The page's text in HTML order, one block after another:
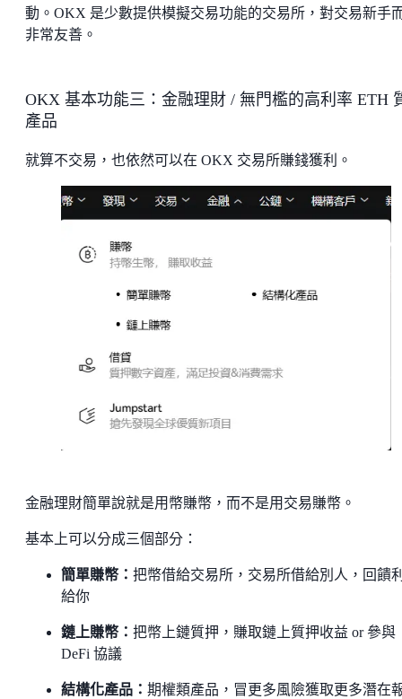
動。OKX 是少數提供模擬交易功能的交易所，對交易新手
非常友善。
OKX 基本功能三：金融理財 / 無門檻的高利率 ETH
產品
就算不交易，也依然可以在 OKX 交易所賺錢獲利。
金融理財簡單說就是用幣賺幣，而不是用交易賺幣。
基本上可以分成三個部分：
簡單賺幣： 把幣借給交易所，交易所借給別人，回饋
給你
鏈上賺幣： 把幣上鏈質押，賺取鏈上質押收益 or 參與
DeFi 協議
結構化產品： 期權類產品，冒更多風險獲取更多潛在